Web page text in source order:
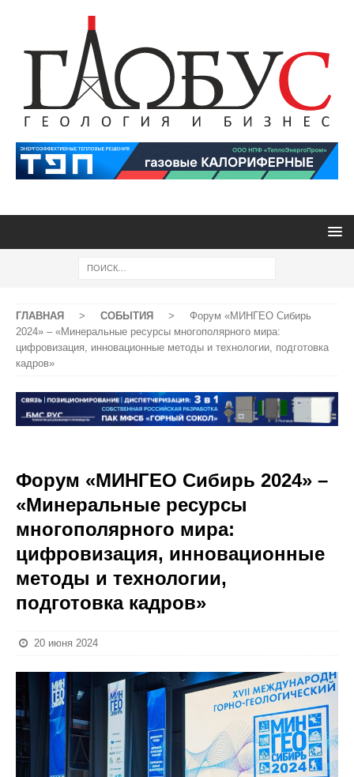
ГЛАВНАЯ > СОБЫТИЯ >
Форум «МИНГЕО Сибирь
2024» – «Минеральные ресурсы многополярного мира:
цифровизация, инновационные методы и технологии, подготовка
кадров»
Форум «МИНГЕО Сибирь 2024» –
«Минеральные ресурсы
многополярного мира:
цифровизация, инновационные
методы и технологии,
подготовка кадров»
20 июня 2024